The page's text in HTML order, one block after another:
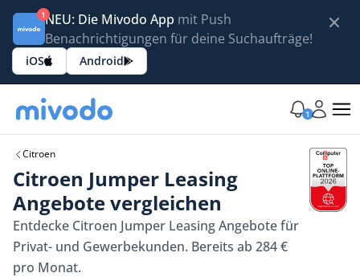
1NEU: Die Mivodo App mit Push
Benachrichtigungen für deine Suchaufträge!
iOS Android
1
Citroen
Citroen Jumper Leasing
Angebote vergleichen
Entdecke Citroen Jumper Leasing Angebote für
Privat- und Gewerbekunden. Bereits ab 284 €
pro Monat.